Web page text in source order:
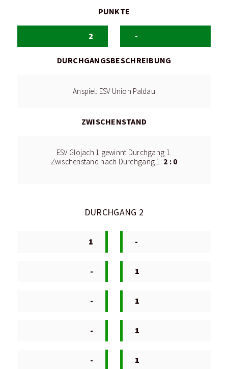
PUNKTE
2 -
DURCHGANGSBESCHREIBUNG
Anspiel: ESV Union Paldau
ZWISCHENSTAND
ESV Glojach 1 gewinnt Durchgang 1.
Zwischenstand nach Durchgang 1: 2 : 0
DURCHGANG 2
1 -
- 1
- 1
- 1
- 1